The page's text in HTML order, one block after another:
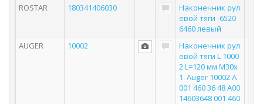
ROSTAR
180341406030
Наконечник рул
евой тяги -6520
6460 левый
AUGER
10002
Наконечник рул
евой тяги L 1000
2 L=120 мм M30x
1. Auger 10002 A
001 460 36 48 A00
14603648 001 460